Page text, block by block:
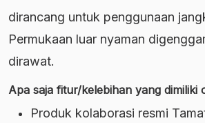
dirancang untuk penggunaan
Permukaan luar nyaman
dirawat.
Apa saja fitur/kelebihan yang dimiliki
Produk kolaborasi resmi